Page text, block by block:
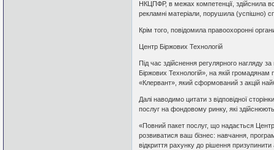
НКЦПФР, в межах компетенції, здійснила
рекламні матеріали, порушила (успішно)
Крім того, повідомила правоохоронні
Центр Біржових Технологій
Під час здійснення регулярного нагляду
Біржових Технологій», на якій
«Клервант», який сформований з акцій
Далі наводимо цитати з відповідної
послуг на фондовому ринку, які
«Повний пакет послуг, що надається
розвиватися ваш бізнес: навчання,
відкриття рахунку до рішення призупинити